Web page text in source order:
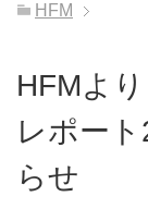
HFM
HFMよ
レポー
らせ